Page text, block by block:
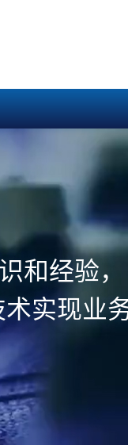
和经验，
实现业